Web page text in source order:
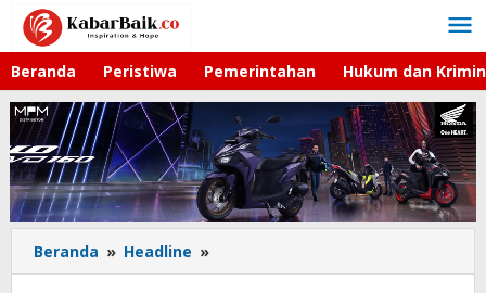
Lewati
konten
Beranda Peristiwa Pemerintahan Hukum dan
Beranda » Headline »
Klasemen